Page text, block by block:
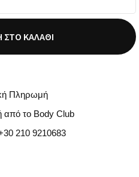
ΚΑΛΆΘΙ
Πληρωμή
το Body Club
210 9210683